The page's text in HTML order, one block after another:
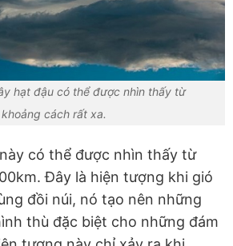
hạt đậu có thể được nhìn thấy từ
khoảng cách rất xa.
có thể được nhìn thấy từ
Đây là hiện tượng khi gió
đồi núi, nó tạo nên những
thù đặc biệt cho những đám